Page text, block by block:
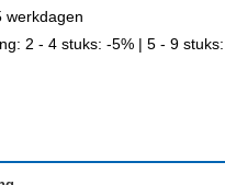
werkdagen
2 - 4 stuks: -5% | 5 - 9